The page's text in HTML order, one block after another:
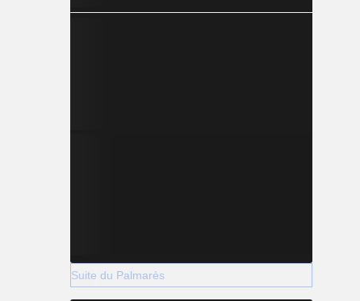
Suite du Palmarès